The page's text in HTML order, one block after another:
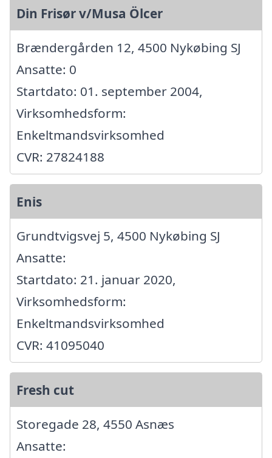
Din Frisør v/Musa Ölcer
Brændergården 12, 4500 Nykøbing SJ
Ansatte: 0
Startdato: 01. september 2004,
Virksomhedsform:
Enkeltmandsvirksomhed
CVR: 27824188
Enis
Grundtvigsvej 5, 4500 Nykøbing SJ
Ansatte:
Startdato: 21. januar 2020,
Virksomhedsform:
Enkeltmandsvirksomhed
CVR: 41095040
Fresh cut
Storegade 28, 4550 Asnæs
Ansatte: